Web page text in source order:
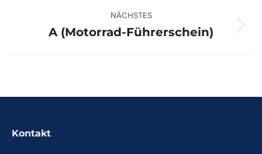
NÄCHSTES
Next
A (Motorrad-Führerschein)
Kontakt